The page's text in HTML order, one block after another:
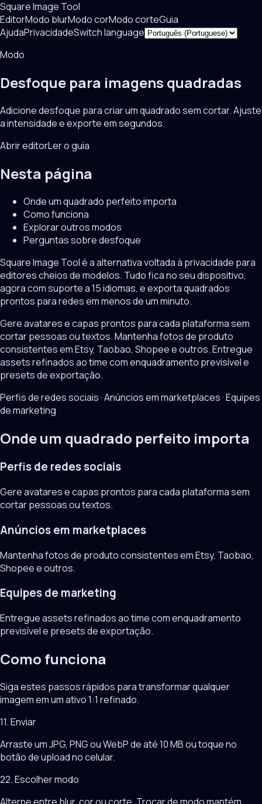
Square Image Tool
EditorModo blurModo corModo corteGuia
AjudaPrivacidadeSwitch language
Modo
Desfoque para imagens quadradas
Adicione desfoque para criar um quadrado sem cortar. Ajuste
a intensidade e exporte em segundos.
Abrir editorLer o guia
Nesta página
Onde um quadrado perfeito importa
Como funciona
Explorar outros modos
Perguntas sobre desfoque
Square Image Tool é a alternativa voltada à privacidade para
editores cheios de modelos. Tudo fica no seu dispositivo,
agora com suporte a 15 idiomas, e exporta quadrados
prontos para redes em menos de um minuto.
Gere avatares e capas prontos para cada plataforma sem
cortar pessoas ou textos. Mantenha fotos de produto
consistentes em Etsy, Taobao, Shopee e outros. Entregue
assets refinados ao time com enquadramento previsível e
presets de exportação.
Perfis de redes sociais · Anúncios em marketplaces · Equipes
de marketing
Onde um quadrado perfeito importa
Perfis de redes sociais
Gere avatares e capas prontos para cada plataforma sem
cortar pessoas ou textos.
Anúncios em marketplaces
Mantenha fotos de produto consistentes em Etsy, Taobao,
Shopee e outros.
Equipes de marketing
Entregue assets refinados ao time com enquadramento
previsível e presets de exportação.
Como funciona
Siga estes passos rápidos para transformar qualquer
imagem em um ativo 1:1 refinado.
11. Enviar
Arraste um JPG, PNG ou WebP de até 10 MB ou toque no
botão de upload no celular.
22. Escolher modo